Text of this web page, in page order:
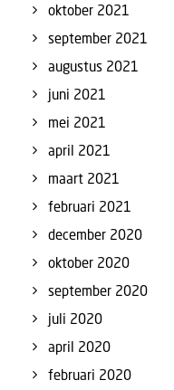
oktober 2021
september 2021
augustus 2021
juni 2021
mei 2021
april 2021
maart 2021
februari 2021
december 2020
oktober 2020
september 2020
juli 2020
april 2020
februari 2020